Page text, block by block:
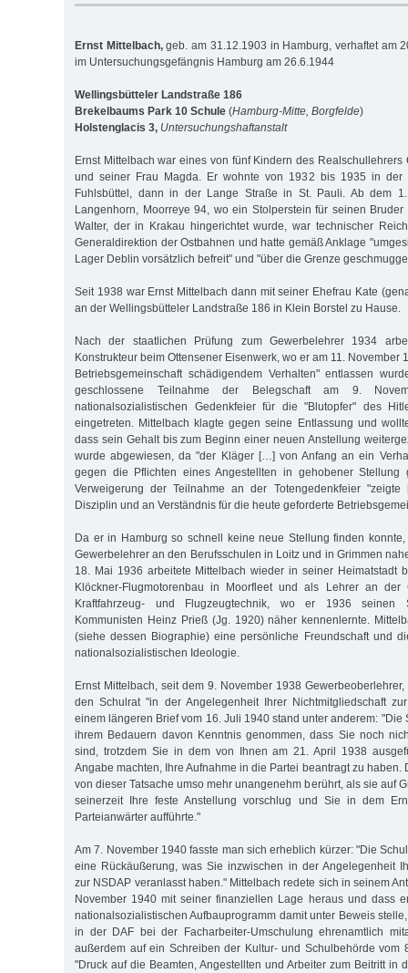
Ernst Mittelbach,geb. am 31.12.1903 in Hamburg, verhaftet am
im Untersuchungsgefängnis Hamburg am 26.6.1944
Wellingsbütteler Landstraße 186
Brekelbaums Park 10 Schule (Hamburg-Mitte, Borgfelde)
Holstenglacis 3, Untersuchungshaftanstalt
Ernst Mittelbach war eines von fünf Kindern des Realschullehrers
und seiner Frau Magda. Er wohnte von 1932 bis 1935 in der
Fuhlsbüttel, dann in der Lange Straße in St. Pauli. Ab dem
Langenhorn, Moorreye 94, wo ein Stolperstein für seinen Bruder
Walter, der in Krakau hingerichtet wurde, war technischer
Generaldirektion der Ostbahnen und hatte gemäß Anklage
Lager Deblin vorsätzlich befreit" und "über die Grenze
Seit 1938 war Ernst Mittelbach dann mit seiner Ehefrau Kate
an der Wellingsbütteler Landstraße 186 in Klein Borstel zu Hause.
Nach der staatlichen Prüfung zum Gewerbelehrer 1934
Konstrukteur beim Ottensener Eisenwerk, wo er am 11. November
Betriebsgemeinschaft schädigendem Verhalten" entlassen
geschlossene Teilnahme der Belegschaft am 9.
nationalsozialistischen Gedenkfeier für die "Blutopfer" des
eingetreten. Mittelbach klagte gegen seine Entlassung und
dass sein Gehalt bis zum Beginn einer neuen Anstellung
wurde abgewiesen, da "der Kläger […] von Anfang an ein
gegen die Pflichten eines Angestellten in gehobener Stellung
Verweigerung der Teilnahme an der Totengedenkfeier
Disziplin und an Verständnis für die heute geforderte
Da er in Hamburg so schnell keine neue Stellung finden
Gewerbelehrer an den Berufsschulen in Loitz und in Grimmen
18. Mai 1936 arbeitete Mittelbach wieder in seiner Heimatstadt
Klöckner-Flugmotorenbau in Moorfleet und als Lehrer an der
Kraftfahrzeug- und Flugzeugtechnik, wo er 1936 seinen
Kommunisten Heinz Prieß (Jg. 1920) näher kennenlernte.
(siehe dessen Biographie) eine persönliche Freundschaft und
nationalsozialistischen Ideologie.
Ernst Mittelbach, seit dem 9. November 1938
den Schulrat "in der Angelegenheit Ihrer Nichtmitgliedschaft
einem längeren Brief vom 16. Juli 1940 stand unter anderem: "Die
ihrem Bedauern davon Kenntnis genommen, dass Sie noch
sind, trotzdem Sie in dem von Ihnen am 21. April 1938
Angabe machten, Ihre Aufnahme in die Partei beantragt zu haben.
von dieser Tatsache umso mehr unangenehm berührt, als sie auf
seinerzeit Ihre feste Anstellung vorschlug und Sie in dem
Parteianwärter aufführte."
Am 7. November 1940 fasste man sich erheblich kürzer: "Die
eine Rückäußerung, was Sie inzwischen in der Angelegenheit
zur NSDAP veranlasst haben." Mittelbach redete sich in seinem
November 1940 mit seiner finanziellen Lage heraus und dass
nationalsozialistischen Aufbauprogramm damit unter Beweis
in der DAF bei der Facharbeiter-Umschulung ehrenamtlich
außerdem auf ein Schreiben der Kultur- und Schulbehörde vom
"Druck auf die Beamten, Angestellten und Arbeiter zum Beitritt in